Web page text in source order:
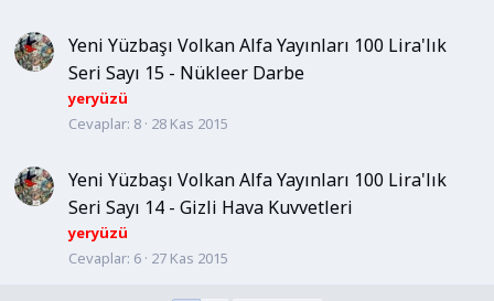
Yeni Yüzbaşı Volkan Alfa Yayınları 100 Lira'lık
Seri Sayı 15 - Nükleer Darbe
yeryüzü
Cevaplar 8 28 Kas 2015
Yeni Yüzbaşı Volkan Alfa Yayınları 100 Lira'lık
Seri Sayı 14 - Gizli Hava Kuvvetleri
yeryüzü
Cevaplar 6 27 Kas 2015